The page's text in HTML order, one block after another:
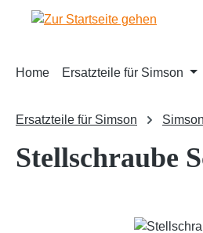
Hauptinhalt springen
Zur Suche springen
Zur Hauptnavigation springen
Home Ersatzteile für Simson
Ersatzteile für Simson
Stellschraube
Bildergalerie überspringen